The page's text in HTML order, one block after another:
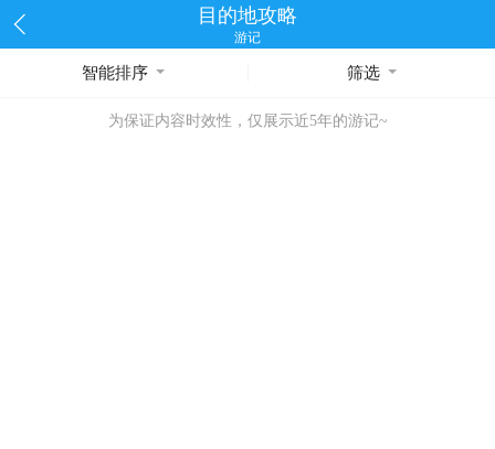
目的地攻略
游记
智能排序 筛选
为保证内容时效性，仅展示近5年的游记~